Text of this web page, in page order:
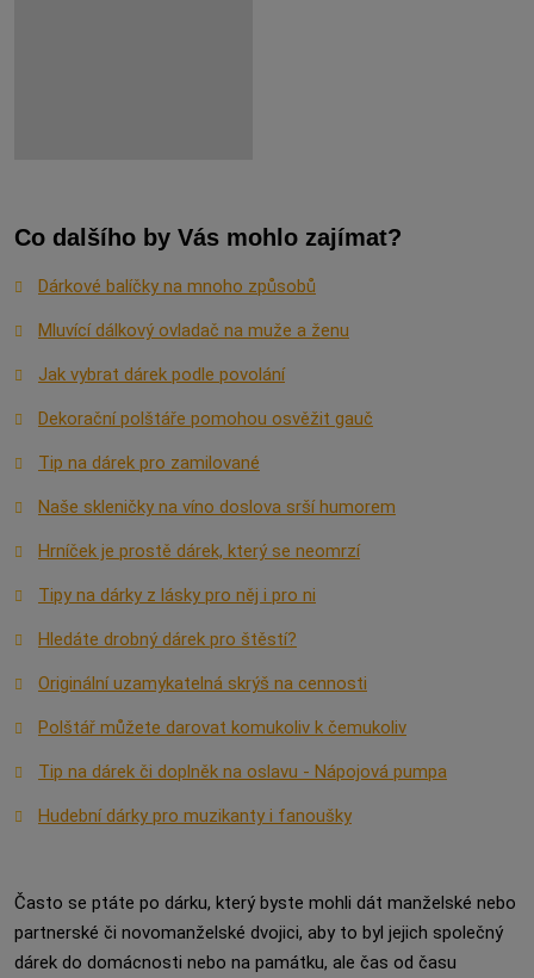
Co dalšího by Vás mohlo zajímat?
Dárkové balíčky na mnoho způsobů
Mluvící dálkový ovladač na muže a ženu
Jak vybrat dárek podle povolání
Dekorační polštáře pomohou osvěžit gauč
Tip na dárek pro zamilované
Naše skleničky na víno doslova srší humorem
Hrníček je prostě dárek, který se neomrzí
Tipy na dárky z lásky pro něj i pro ni
Hledáte drobný dárek pro štěstí?
Originální uzamykatelná skrýš na cennosti
Polštář můžete darovat komukoliv k čemukoliv
Tip na dárek či doplněk na oslavu - Nápojová pumpa
Hudební dárky pro muzikanty i fanoušky
Často se ptáte po dárku, který byste mohli dát manželské nebo
partnerské či novomanželské dvojici, aby to byl jejich společný
dárek do domácnosti nebo na památku, ale čas od času